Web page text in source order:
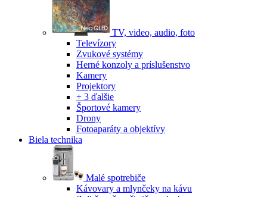
TV, video, audio, foto
Televízory
Zvukové systémy
Herné konzoly a príslušenstvo
Kamery
Projektory
+ 3 ďalšie
Športové kamery
Drony
Fotoaparáty a objektívy
Biela technika
Malé spotrebiče
Kávovary a mlynčeky na kávu